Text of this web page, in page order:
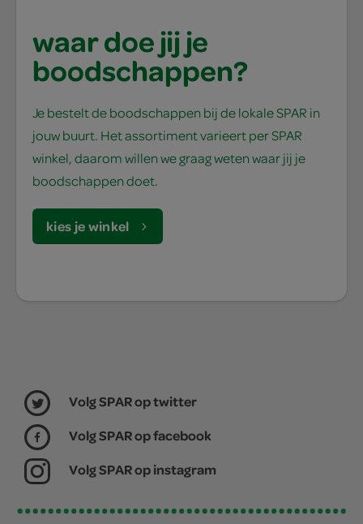
waar doe jij je
boodschappen?
Je bestelt de boodschappen bij de lokale SPAR in
jouw buurt. Het assortiment varieert per SPAR
winkel, daarom willen we graag weten waar jij je
boodschappen doet.
kies je winkel
Volg SPAR op twitter
Volg SPAR op facebook
Volg SPAR op instagram